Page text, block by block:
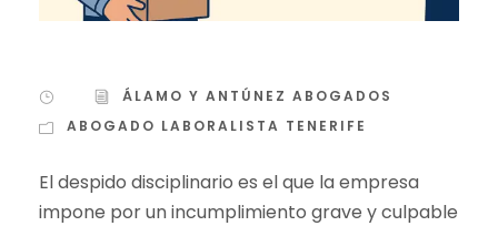
ÁLAMO Y ANTÚNEZ ABOGADOS
ABOGADO LABORALISTA TENERIFE
El despido disciplinario es el que la empresa
impone por un incumplimiento grave y culpable